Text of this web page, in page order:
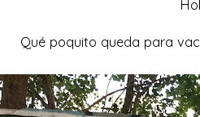
Qué poquito queda para